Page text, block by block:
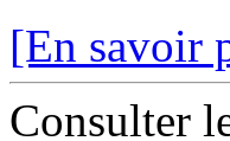
[En savoir
Consulter